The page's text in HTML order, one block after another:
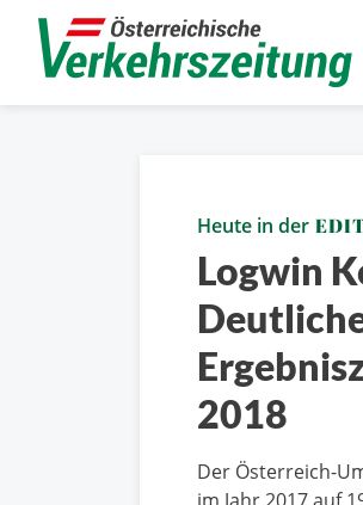
Heute in der
Logwin
2018
Der Österreich-